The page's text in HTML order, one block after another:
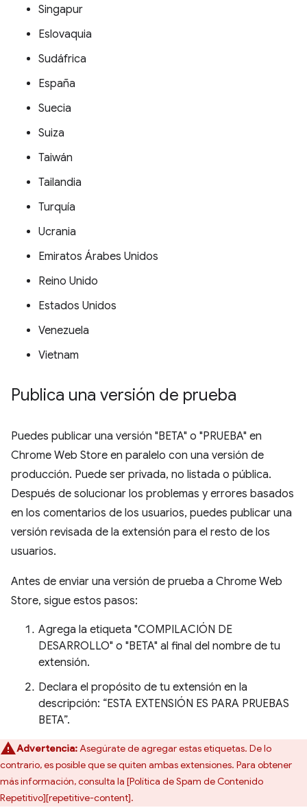
Singapur
Eslovaquia
Sudáfrica
España
Suecia
Suiza
Taiwán
Tailandia
Turquía
Ucrania
Emiratos Árabes Unidos
Reino Unido
Estados Unidos
Venezuela
Vietnam
Publica una versión de prueba
Puedes publicar una versión "BETA" o "PRUEBA" en
Chrome Web Store en paralelo con una versión de
producción. Puede ser privada, no listada o pública.
Después de solucionar los problemas y errores basados
en los comentarios de los usuarios, puedes publicar una
versión revisada de la extensión para el resto de los
usuarios.
Antes de enviar una versión de prueba a Chrome Web
Store, sigue estos pasos:
Agrega la etiqueta "COMPILACIÓN DE
DESARROLLO" o "BETA" al final del nombre de tu
extensión.
Declara el propósito de tu extensión en la
descripción: “ESTA EXTENSIÓN ES PARA PRUEBAS
BETA”.
Advertencia:Asegúrate de agregar estas etiquetas. De lo
contrario, es posible que se quiten ambas extensiones. Para obtener
más información, consulta la [Política de Spam de Contenido
Repetitivo][repetitive-content].